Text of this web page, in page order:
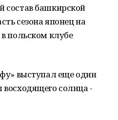
башкирской
сезона японец на
польском клубе
выступал еще один
солнца -